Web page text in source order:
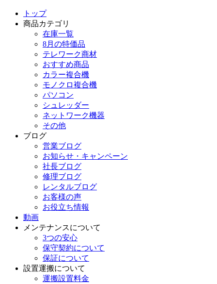
トップ
商品カテゴリ
在庫一覧
8月の特価品
テレワーク商材
おすすめ商品
カラー複合機
モノクロ複合機
パソコン
シュレッダー
ネットワーク機器
その他
ブログ
営業ブログ
お知らせ・キャンペーン
社長ブログ
修理ブログ
レンタルブログ
お客様の声
お役立ち情報
動画
メンテナンスについて
3つの安心
保守契約について
保証について
設置運搬について
運搬設置料金